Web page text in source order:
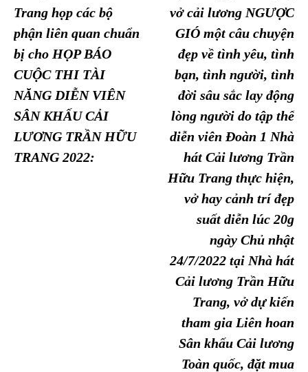
Trang họp các bộ
phận liên quan chuẩn
bị cho HỌP BÁO
CUỘC THI TÀI
NĂNG DIỄN VIÊN
SÂN KHẤU CẢI
LƯƠNG TRẦN HỮU
TRANG 2022:
vở cải lương NGƯỢC
GIÓ một câu chuyện
đẹp về tình yêu, tình
bạn, tình người, tình
đời sâu sắc lay động
lòng người do tập thể
diễn viên Đoàn 1 Nhà
hát Cải lương Trần
Hữu Trang thực hiện,
vở hay cảnh trí đẹp
suất diễn lúc 20g
ngày Chủ nhật
24/7/2022 tại Nhà hát
Cải lương Trần Hữu
Trang, vở dự kiến
tham gia Liên hoan
Sân khấu Cải lương
Toàn quốc, đặt mua